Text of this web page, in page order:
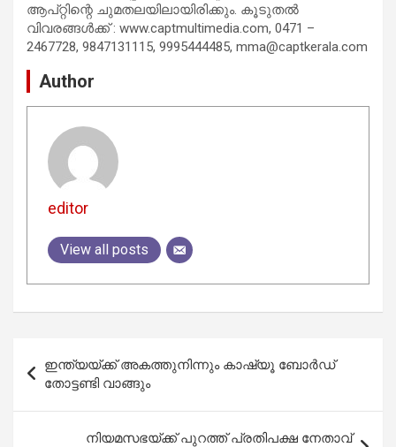
ആപ്റ്റിന്റെ ചുമതലയിലായിരിക്കും. കൂടുതൽ
വിവരങ്ങൾക്ക് : www.captmultimedia.com, 0471 –
2467728, 9847131115, 9995444485, mma@captkerala.com
Author
editor
View all posts
navigation
ഇന്ത്യയ്ക്ക് അകത്തുനിന്നും കാഷ്യൂ ബോർഡ്
തോട്ടണ്ടി വാങ്ങും
നിയമസഭയ്ക്ക് പുറത്ത് പ്രതിപക്ഷ നേതാവ്